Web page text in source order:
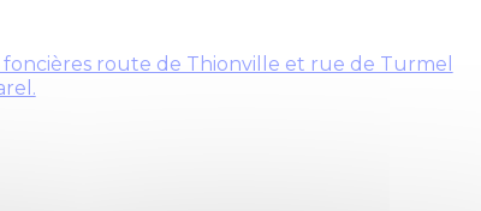
route de Thionville et rue de Turmel